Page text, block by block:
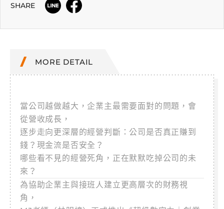
SHARE
MORE DETAIL
當公司越做越大，企業主最需要面對的問題，會
從營收成長，
逐步走向更深層的經營判斷：公司是否真正賺到
錢？現金流是否安全？
哪些看不見的經營死角，正在默默吃掉公司的未
來？
為協助企業主與接班人建立更高層次的財務視
角，